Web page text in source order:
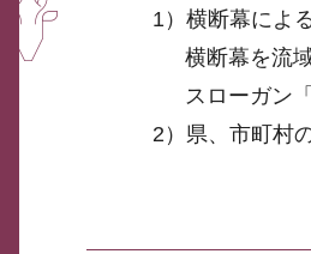
1）横断幕によ
横断幕を流
スローガン
2）県、市町村